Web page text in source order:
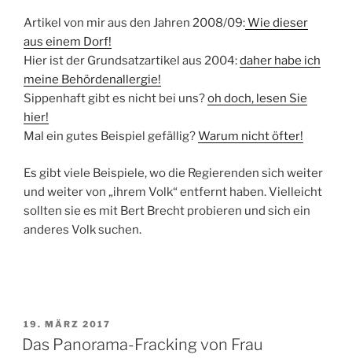
Artikel von mir aus den Jahren 2008/09:Wie dieser
aus einem Dorf!
Hier ist der Grundsatzartikel aus 2004:daher habe ich
meine Behördenallergie!
Sippenhaft gibt es nicht bei uns?oh doch, lesen Sie
hier!
Mal ein gutes Beispiel gefällig?Warum nicht öfter!
Es gibt viele Beispiele, wo die Regierenden sich weiter
und weiter von „ihrem Volk“ entfernt haben. Vielleicht
sollten sie es mit Bert Brecht probieren und sich ein
anderes Volk suchen.
VERÖFFENTLICHT
AM
19. MÄRZ 2017
Das Panorama-Fracking von Frau